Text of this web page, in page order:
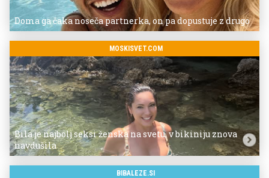
Doma ga čaka noseča partnerka, on pa dopustuje z drugo
MOSKISVET.COM
Bila je najbolj seksi ženska na svetu, v bikiniju znova
navdušila
BIBALEZE.SI